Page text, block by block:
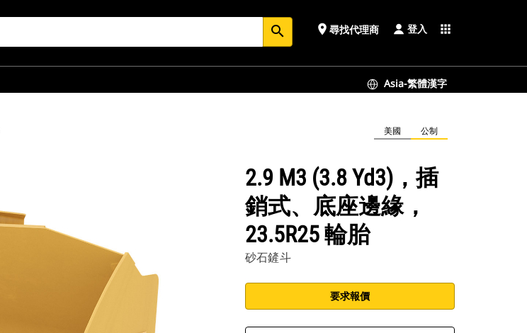
search place 尋找代理商 登入 apps
Asia-繁體漢字
美國 公制
2.9 M3 (3.8 Yd3)，插
銷式、底座邊緣，
23.5R25 輪胎
砂石鏟斗
要求報價